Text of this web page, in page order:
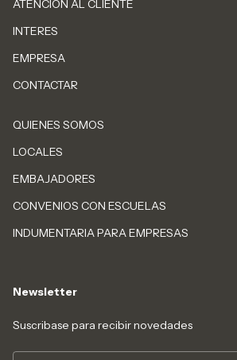
ATENCION AL CLIENTE
INTERES
EMPRESA
CONTACTAR
QUIENES SOMOS
LOCALES
EMBAJADORES
CONVENIOS CON ESCUELAS
INDUMENTARIA PARA EMPRESAS
Newsletter
Suscribase para recibir novedades